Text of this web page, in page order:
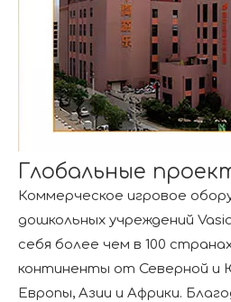
Глобальные
Коммерческое игровое
дошкольных учреждений
себя более чем в 100
континенты от Северной и
Европы, Азии и Африки.